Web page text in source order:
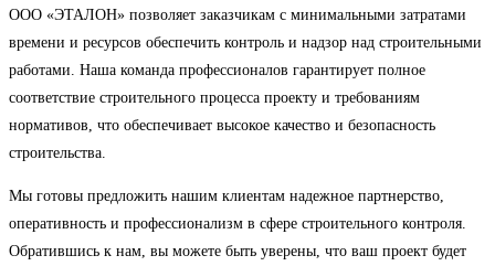
ООО «ЭТАЛОН» позволяет заказчикам с минимальными затратами
времени и ресурсов обеспечить контроль и надзор над строительными
работами. Наша команда профессионалов гарантирует полное
соответствие строительного процесса проекту и требованиям
нормативов, что обеспечивает высокое качество и безопасность
строительства.
Мы готовы предложить нашим клиентам надежное партнерство,
оперативность и профессионализм в сфере строительного контроля.
Обратившись к нам, вы можете быть уверены, что ваш проект будет